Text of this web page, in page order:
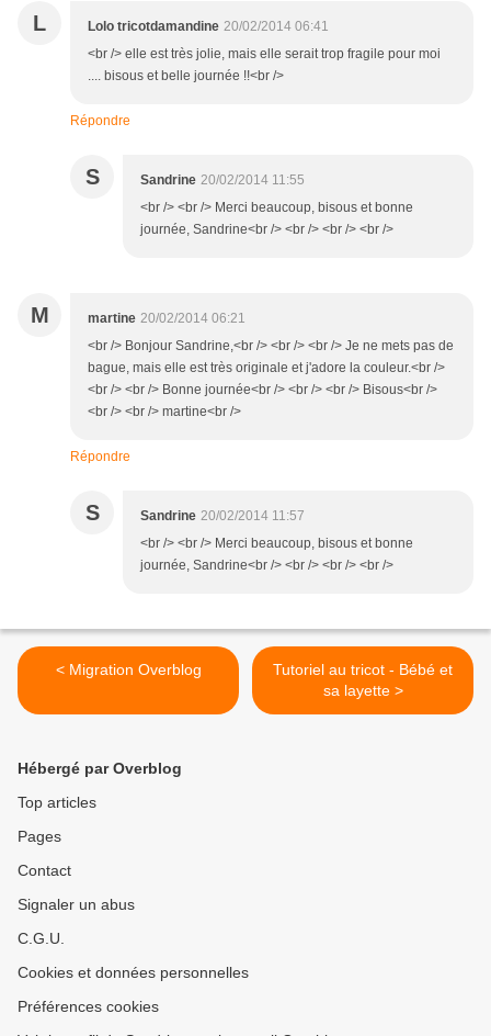
L Lolo tricotdamandine 20/02/2014 06:41
<br /> elle est très jolie, mais elle serait trop fragile pour moi
.... bisous et belle journée !!<br />
Répondre
S Sandrine 20/02/2014 11:55
<br /> <br /> Merci beaucoup, bisous et bonne
journée, Sandrine<br /> <br /> <br /> <br />
M martine 20/02/2014 06:21
<br /> Bonjour Sandrine,<br /> <br /> <br /> Je ne mets pas de
bague, mais elle est très originale et j'adore la couleur.<br />
<br /> <br /> Bonne journée<br /> <br /> <br /> Bisous<br />
<br /> <br /> martine<br />
Répondre
S Sandrine 20/02/2014 11:57
<br /> <br /> Merci beaucoup, bisous et bonne
journée, Sandrine<br /> <br /> <br /> <br />
< Migration Overblog
Tutoriel au tricot - Bébé et
sa layette >
Hébergé par Overblog
Top articles
Pages
Contact
Signaler un abus
C.G.U.
Cookies et données personnelles
Préférences cookies